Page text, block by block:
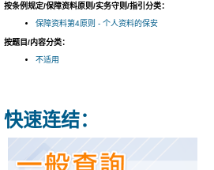
按条例规定/保障资料原则/实务守则/指引分类：
保障资料第4原则 - 个人资料的保安
按题目/内容分类：
不适用
快速连结：